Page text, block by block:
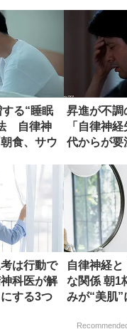
る“睡眠
自律神
食、サウ
昇進が不調
「自律神
代からが要
は行動で
科医が解
する3つ
自律神経
な関係 朝1
みが“美肌”